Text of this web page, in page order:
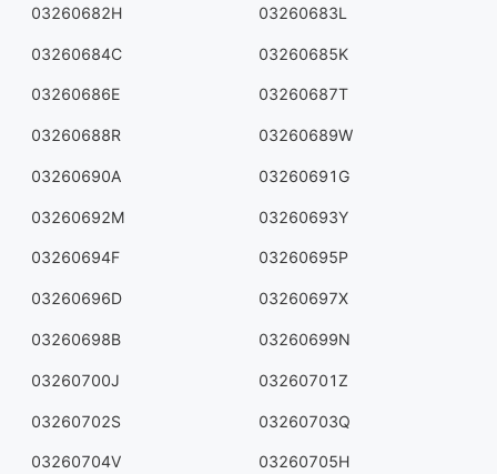
03260682H 03260683L
03260684C 03260685K
03260686E 03260687T
03260688R 03260689W
03260690A 03260691G
03260692M 03260693Y
03260694F 03260695P
03260696D 03260697X
03260698B 03260699N
03260700J 03260701Z
03260702S 03260703Q
03260704V 03260705H